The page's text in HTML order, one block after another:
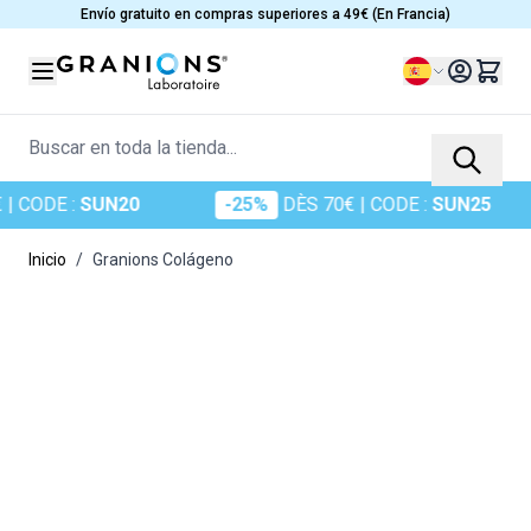
Ir al contenidoEnvío gratuito en compras superiores a 49€ (En Francia)
Lenguaje
Buscar en toda la tienda...
:SUN20 DÈS 70€| CODE :SUN25
Inicio / Granions Colágeno